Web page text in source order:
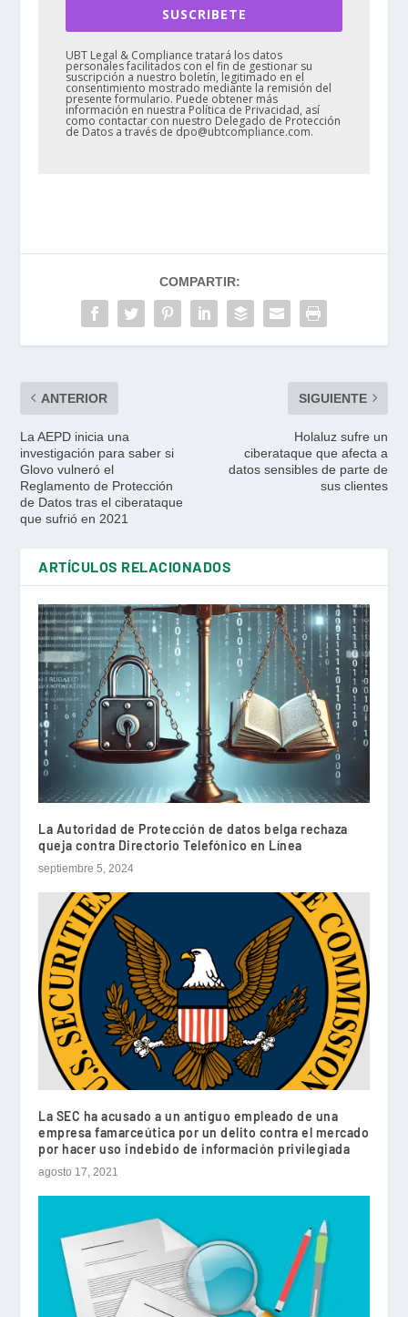
SUSCRIBETE
UBT Legal & Compliance tratará los datos
personales facilitados con el fin de gestionar su
suscripción a nuestro boletín, legitimado en el
consentimiento mostrado mediante la remisión del
presente formulario. Puede obtener más
información en nuestra Política de Privacidad, así
como contactar con nuestro Delegado de Protección
de Datos a través de dpo@ubtcompliance.com.
COMPARTIR:
ANTERIOR
La AEPD inicia una
investigación para saber si
Glovo vulneró el
Reglamento de Protección
de Datos tras el ciberataque
que sufrió en 2021
SIGUIENTE
Holaluz sufre un
ciberataque que afecta a
datos sensibles de parte de
sus clientes
ARTÍCULOS RELACIONADOS
La Autoridad de Protección de datos belga rechaza
queja contra Directorio Telefónico en Línea
septiembre 5, 2024
La SEC ha acusado a un antiguo empleado de una
empresa famarceútica por un delito contra el mercado
por hacer uso indebido de información privilegiada
agosto 17, 2021